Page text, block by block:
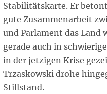
Stabilitätskarte. Er
gute Zusammenarbeit
und Parlament das Land
gerade auch in
in der jetzigen Krise
Trzaskowski drohe
Stillstand.